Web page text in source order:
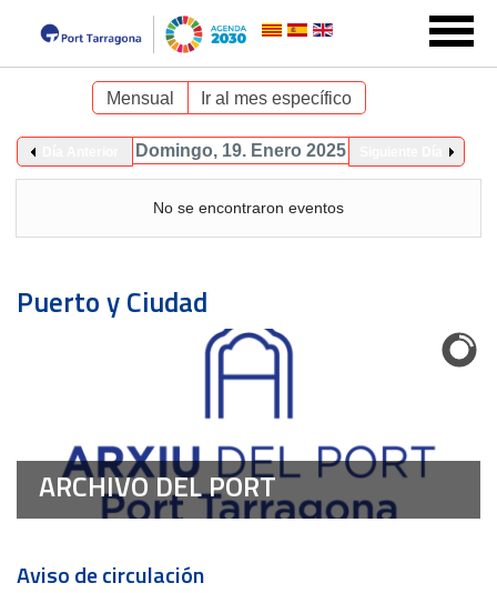
Mensual Ir al mes específico
Domingo, 19. Enero 2025
No se encontraron eventos
Puerto y Ciudad
ARCHIVO DEL PORT
Aviso de circulación